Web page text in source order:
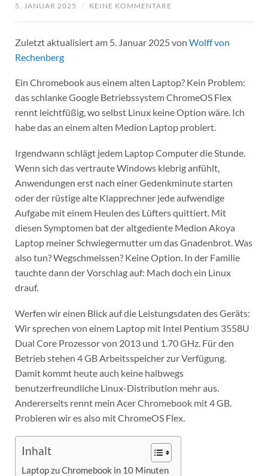
5. JANUAR 2025 / KEINE KOMMENTARE
Zuletzt aktualisiert am 5. Januar 2025 von Wolff von
Rechenberg
Ein Chromebook aus einem alten Laptop? Kein Problem:
das schlanke Google Betriebssystem ChromeOS Flex
rennt leichtfüßig, wo selbst Linux keine Option wäre. Ich
habe das an einem alten Medion Laptop probiert.
Irgendwann schlägt jedem Laptop Computer die Stunde.
Wenn sich das vertraute Windows klebrig anfühlt,
Anwendungen erst nach einer Gedenkminute starten
oder der rüstige alte Klapprechner jede aufwendige
Aufgabe mit einem Heulen des Lüfters quittiert. Mit
diesen Symptomen bat der altgediente Medion Akoya
Laptop meiner Schwiegermutter um das Gnadenbrot. Was
also tun? Wegschmeissen? Keine Option. In der Familie
tauchte dann der Vorschlag auf: Mach doch ein Linux
drauf.
Werfen wir einen Blick auf die Leistungsdaten des Geräts:
Wir sprechen von einem Laptop mit Intel Pentium 3558U
Dual Core Prozessor von 2013 und 1.70 GHz. Für den
Betrieb stehen 4 GB Arbeitsspeicher zur Verfügung.
Damit kommt heute auch keine halbwegs
benutzerfreundliche Linux-Distribution mehr aus.
Andererseits rennt mein Acer Chromebook mit 4 GB.
Probieren wir es also mit ChromeOS Flex.
Inhalt
Laptop zu Chromebook in 10 Minuten